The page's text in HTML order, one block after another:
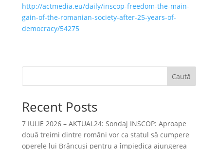
http://actmedia.eu/daily/inscop-freedom-the-main-
gain-of-the-romanian-society-after-25-years-of-
democracy/54275
Caută
Recent Posts
7 IULIE 2026 – AKTUAL24: Sondaj INSCOP: Aproape
două treimi dintre români vor ca statul să cumpere
operele lui Brâncuşi pentru a împiedica ajungerea